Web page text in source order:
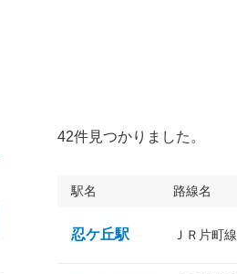
42件見つかりました。
駅名 路線名
忍ケ丘駅 ＪＲ片町線